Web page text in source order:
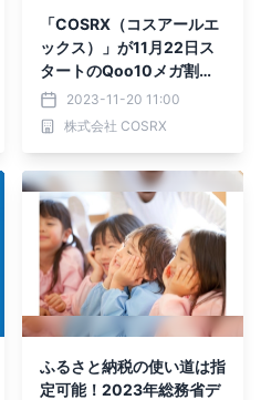
「COSRX（コスアールエ
ックス）」が11月22日ス
タートのQoo10メガ割に
て新商品「RXザ・レチノ
ール0.3クリーム」と人気
商品を詰め込んだ「未来か
期間限定販売
2023-11-20 11:00
株式会社 COSRX
ふるさと納税の使い道は指
定可能！2023年総務省デ